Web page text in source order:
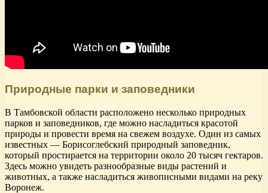
Природные парки и заповедники
В Тамбовской области расположено несколько природных
парков и заповедников, где можно насладиться красотой
природы и провести время на свежем воздухе. Один из самых
известных — Борисоглебский природный заповедник,
который простирается на территории около 20 тысяч гектаров.
Здесь можно увидеть разнообразные виды растений и
животных, а также насладиться живописными видами на реку
Воронеж.